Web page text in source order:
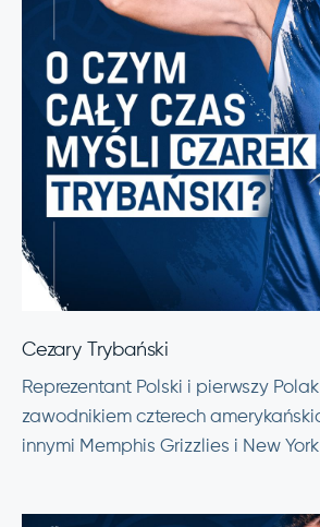
Cezary Trybański
Reprezentant Polski i pierwszy Polak
zawodnikiem czterech
innymi Memphis Grizzlies i New York